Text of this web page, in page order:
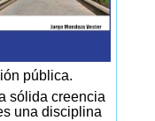
pública.
sólida creencia
una disciplina